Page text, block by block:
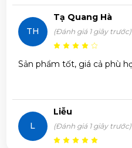
RTV18-TC-BI 2.0HP Inverter
RTV18-TC-BI 2.0HP
Trần Thị Hà Vy vừa đặt mua
TC-BI 2.0HP Inverter
TH
Tạ Quang Hà
(Đánh giá 1 giây trước)
Sản phẩm tốt, giá cả phù
L
Liễu
(Đánh giá 1 giây trước)